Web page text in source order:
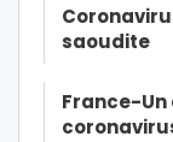
saoudite
France-